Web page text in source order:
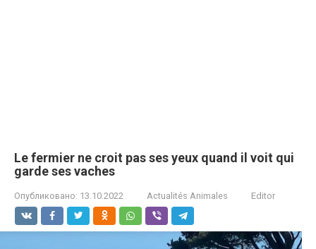
Le fermier ne croit pas ses yeux quand il voit qui
garde ses vaches
Опубликовано: 13.10.2022 Actualités Animales Editor